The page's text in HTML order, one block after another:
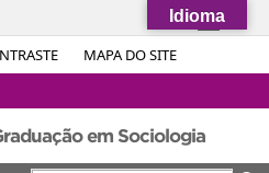
MAPA DO SITE
Simplifique!
Acesso à informação
em Sociologia
Idioma